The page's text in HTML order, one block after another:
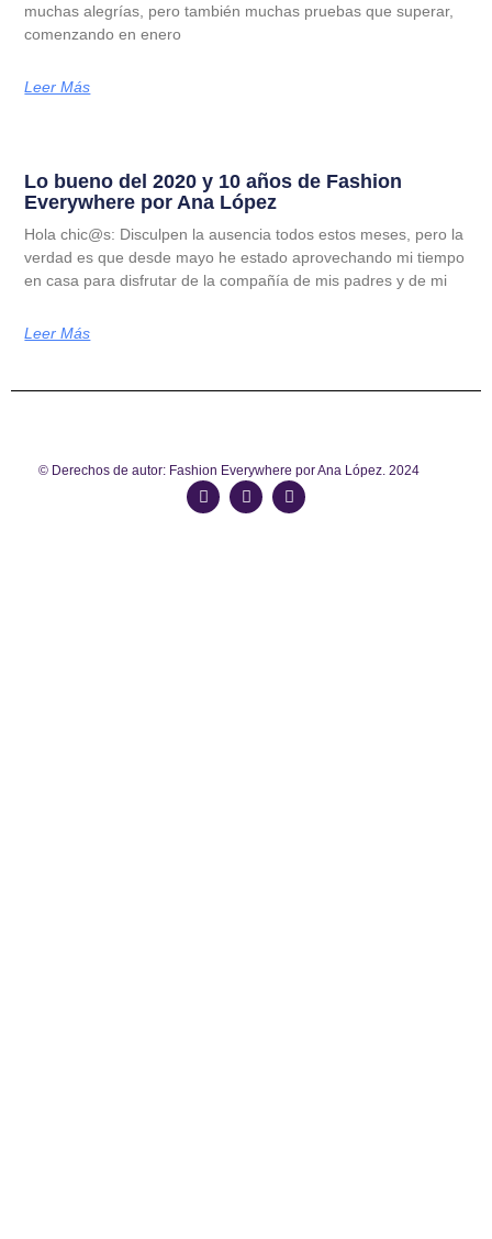
muchas alegrías, pero también muchas pruebas que superar,
comenzando en enero
Leer Más
Lo bueno del 2020 y 10 años de Fashion
Everywhere por Ana López
Hola chic@s: Disculpen la ausencia todos estos meses, pero la
verdad es que desde mayo he estado aprovechando mi tiempo
en casa para disfrutar de la compañía de mis padres y de mi
Leer Más
© Derechos de autor: Fashion Everywhere por Ana López. 2024